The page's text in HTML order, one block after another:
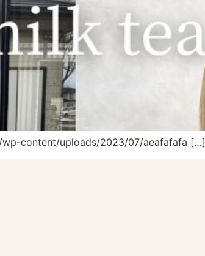
wp-content/uploads/2023/07/aeafafafa […]